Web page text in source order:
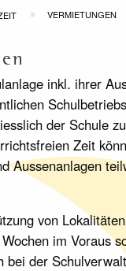
VERMIETUNGEN
inkl. ihrer
der Schule
Zeit
Aussenanlagen
von
im Voraus
bei der